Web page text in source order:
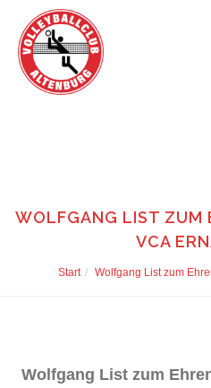
WOLFGANG LIST ZUM
VCA
Start Wolfgang List zum
Wolfgang List zum